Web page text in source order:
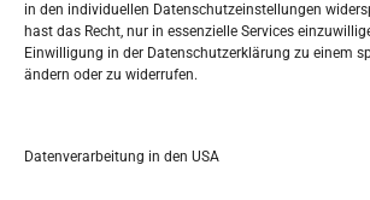
in den individuellen Datenschutzeinstellungen
hast das Recht, nur in essenzielle Services
Einwilligung in der Datenschutzerklärung zu einem
ändern oder zu widerrufen.
Datenverarbeitung in den USA
S
e
a
h